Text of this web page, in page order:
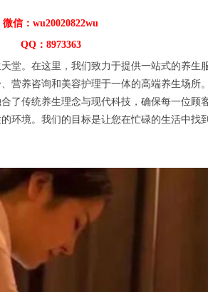
微信：wu20020822wu
QQ：8973363
。在这里，我们致力于提供一站式的养生
营养咨询和美容护理于一体的高端养生场所
了传统养生理念与现代科技，确保每一位顾
环境。我们的目标是让您在忙碌的生活中找